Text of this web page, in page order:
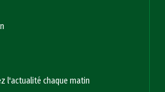
l'actualité chaque matin